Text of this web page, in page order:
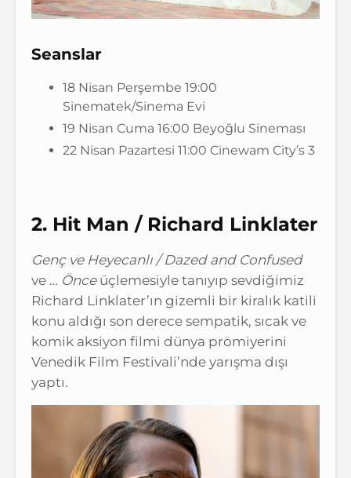
Seanslar
18 Nisan Perşembe 19:00
Sinematek/Sinema Evi
19 Nisan Cuma 16:00 Beyoğlu Sineması
22 Nisan Pazartesi 11:00 Cinewam City’s 3
2. Hit Man / Richard Linklater
Genç ve Heyecanlı / Dazed and Confused
ve … Önceüçlemesiyle tanıyıp sevdiğimiz
Richard Linklater’ın gizemli bir kiralık katili
konu aldığı son derece sempatik, sıcak ve
komik aksiyon filmi dünya prömiyerini
Venedik Film Festivali’nde yarışma dışı
yaptı.